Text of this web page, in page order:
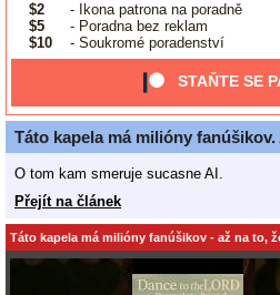
$2
- Ikona patrona na poradně
$5
- Poradna bez reklam
$10
- Soukromé poradenství
STAŇTE SE
Táto kapela má milióny
O tom kam smeruje sucasne AI.
Přejít na článek
Táto kapela má milióny fanúšikov - až na to,